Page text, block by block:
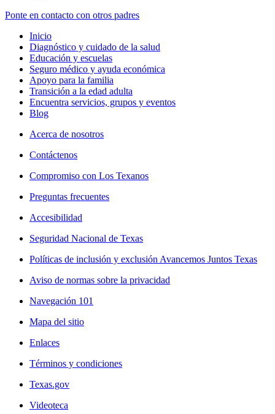
Ponte en contacto con otros padres
Inicio
Diagnóstico y cuidado de la salud
Educación y escuelas
Seguro médico y ayuda económica
Apoyo para la familia
Transición a la edad adulta
Encuentra servicios, grupos y eventos
Blog
Acerca de nosotros
Contáctenos
Compromiso con Los Texanos
Preguntas frecuentes
Accesibilidad
Seguridad Nacional de Texas
Políticas de inclusión y exclusión Avancemos Juntos Texas
Aviso de normas sobre la privacidad
Navegación 101
Mapa del sitio
Enlaces
Términos y condiciones
Texas.gov
Videoteca